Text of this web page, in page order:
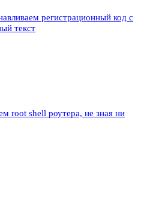
регистрационный код с
текст
root shell роутера, не зная ни